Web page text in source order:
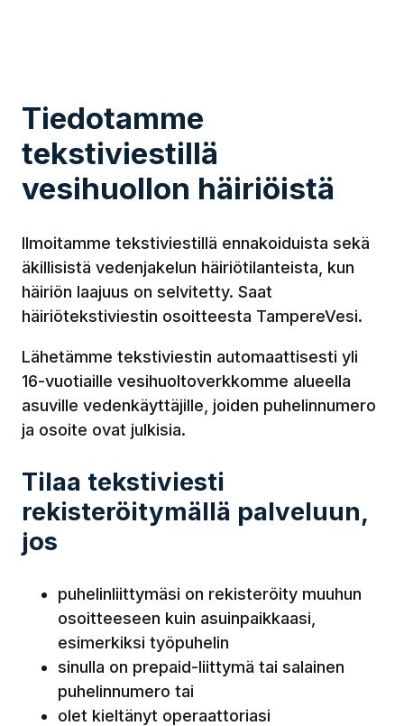
Tiedotamme
tekstiviestillä
vesihuollon häiriöistä
llmoitamme tekstiviestillä ennakoiduista sekä
äkillisistä vedenjakelun häiriötilanteista, kun
häiriön laajuus on selvitetty. Saat
häiriötekstiviestin osoitteesta TampereVesi.
Lähetämme tekstiviestin automaattisesti yli
16-vuotiaille vesihuoltoverkkomme alueella
asuville vedenkäyttäjille, joiden puhelinnumero
ja osoite ovat julkisia.
Tilaa tekstiviesti
rekisteröitymällä palveluun,
jos
puhelinliittymäsi on rekisteröity muuhun
osoitteeseen kuin asuinpaikkaasi,
esimerkiksi työpuhelin
sinulla on prepaid-liittymä tai salainen
puhelinnumero tai
olet kieltänyt operaattoriasi